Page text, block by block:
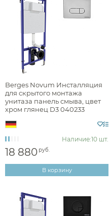
Держатели
Berges Novum Инсталляция
для скрытого монтажа
унитаза панель смыва, цвет
хром глянец D3 040233
Наличие:10 шт.
18 880 руб.
В корзину